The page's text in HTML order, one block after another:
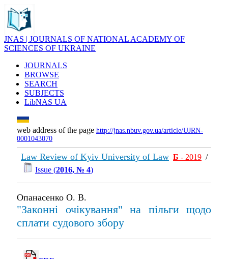
JNAS | JOURNALS OF NATIONAL ACADEMY OF
SCIENCES OF UKRAINE
JOURNALS
BROWSE
SEARCH
SUBJECTS
LibNAS UA
web address of the page http://jnas.nbuv.gov.ua/article/UJRN-
0001043070
Law Review of Kyiv University of Law Б - 2019 /
Issue (2016, № 4)
Опанасенко О. В.
"Законні очікування" на пільги щодо
сплати судового збору